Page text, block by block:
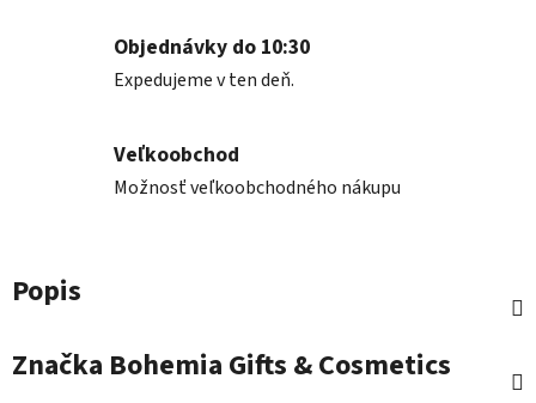
Objednávky do 10:30
Expedujeme v ten deň.
Veľkoobchod
Možnosť veľkoobchodného nákupu
Popis
Značka Bohemia Gifts & Cosmetics